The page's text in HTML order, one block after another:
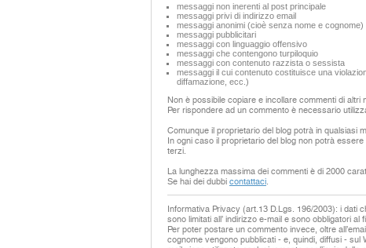
messaggi non inerenti al post principale
messaggi privi di indirizzo email
messaggi anonimi (cioè senza nome e cognome)
messaggi pubblicitari
messaggi con linguaggio offensivo
messaggi che contengono turpiloquio
messaggi con contenuto razzista o sessista
messaggi il cui contenuto costituisce una
diffamazione, ecc.)
Non è possibile copiare e incollare commenti di altri
Per rispondere ad un commento è necessario
Comunque il proprietario del blog potrà in qualsiasi
In ogni caso il proprietario del blog non potrà
terzi.
La lunghezza massima dei commenti è di 2000
Se hai dei dubbi contattaci
Informativa Privacy (art.13 D.Lgs. 196/2003): i dati
sono limitati all’ indirizzo e-mail e sono obbligatori
Per poter postare un commento invece, oltre
cognome vengono pubblicati - e, quindi, diffusi - sul